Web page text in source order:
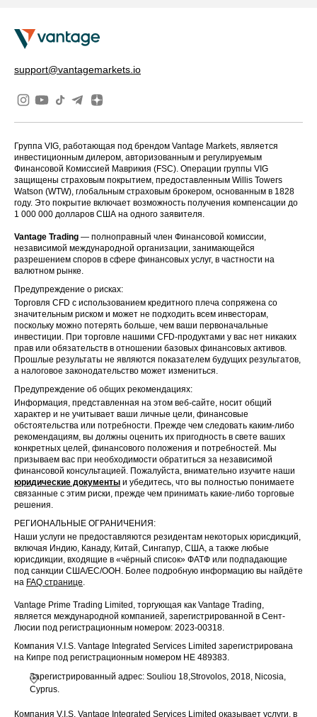
support@vantagemarkets.io
Группа VIG, работающая под брендом Vantage Markets, является
инвестиционным дилером, авторизованным и регулируемым
Финансовой Комиссией Маврикия (FSC). Операции группы VIG
защищены страховым покрытием, предоставленным Willis Towers
Watson (WTW), глобальным страховым брокером, основанным в 1828
году. Это покрытие включает возможность получения компенсации до
1 000 000 долларов США на одного заявителя.
Vantage Trading — полноправный член Финансовой комиссии,
независимой международной организации, занимающейся
разрешением споров в сфере финансовых услуг, в частности на
валютном рынке.
Предупреждение о рисках:
Торговля CFD с использованием кредитного плеча сопряжена со
значительным риском и может не подходить всем инвесторам,
поскольку можно потерять больше, чем ваши первоначальные
инвестиции. При торговле нашими CFD-продуктами у вас нет никаких
прав или обязательств в отношении базовых финансовых активов.
Прошлые результаты не являются показателем будущих результатов,
а налоговое законодательство может измениться.
Предупреждение об общих рекомендациях:
Информация, представленная на этом веб-сайте, носит общий
характер и не учитывает ваши личные цели, финансовые
обстоятельства или потребности. Прежде чем следовать каким-либо
рекомендациям, вы должны оценить их пригодность в свете ваших
конкретных целей, финансового положения и потребностей. Мы
призываем вас при необходимости обратиться за независимой
финансовой консультацией. Пожалуйста, внимательно изучите наши
юридические документы и убедитесь, что вы полностью понимаете
связанные с этим риски, прежде чем принимать какие-либо торговые
решения.
РЕГИОНАЛЬНЫЕ ОГРАНИЧЕНИЯ:
Наши услуги не предоставляются резидентам некоторых юрисдикций,
включая Индию, Канаду, Китай, Сингапур, США, а также любые
юрисдикции, входящие в «чёрный список» ФАТФ или подпадающие
под санкции США/ЕС/ООН. Более подробную информацию вы найдёте
на FAQ странице.
Vantage Prime Trading Limited, торгующая как Vantage Trading,
является международной компанией, зарегистрированной в Сент-
Люсии под регистрационным номером: 2023-00318.
Компания V.I.S. Vantage Integrated Services Limited зарегистрирована
на Кипре под регистрационным номером HE 489383.
Зарегистрированный адрес: Souliou 18,Strovolos, 2018, Nicosia,
Cyprus.
Компания V.I.S. Vantage Integrated Services Limited оказывает услуги, в